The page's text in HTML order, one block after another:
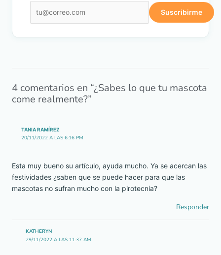
Suscribirme
4 comentarios en “¿Sabes lo que tu mascota
come realmente?”
TANIA RAMÍREZ
20/11/2022 A LAS 6:16 PM
Esta muy bueno su artículo, ayuda mucho. Ya se acercan las
festividades ¿saben que se puede hacer para que las
mascotas no sufran mucho con la pirotecnia?
Responder
KATHERYN
29/11/2022 A LAS 11:37 AM